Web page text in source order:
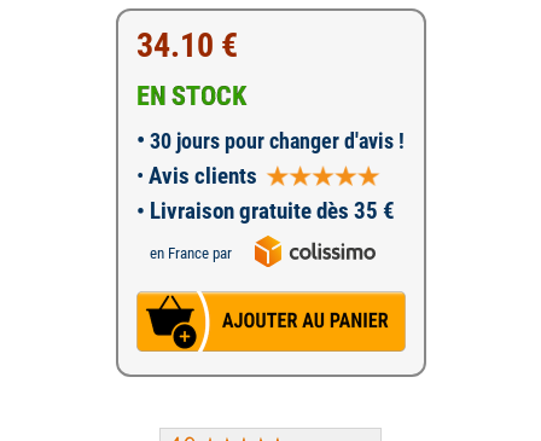
34.10 €
EN STOCK
• 30 jours pour changer d'avis !
• Avis clients
• Livraison gratuite dès 35 €
en France par